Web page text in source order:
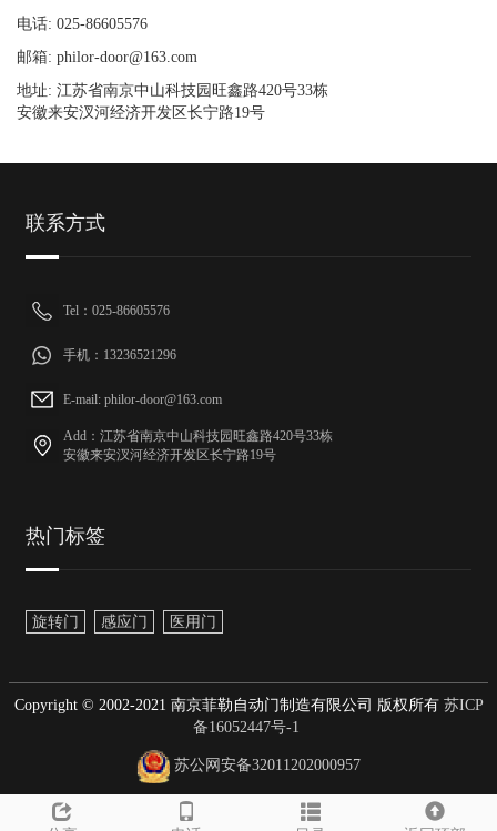
电话: 025-86605576
邮箱: philor-door@163.com
地址: 江苏省南京中山科技园旺鑫路420号33栋
安徽来安汊河经济开发区长宁路19号
联系方式
Tel：025-86605576
手机：13236521296
E-mail: philor-door@163.com
Add：江苏省南京中山科技园旺鑫路420号33栋
安徽来安汊河经济开发区长宁路19号
热门标签
旋转门 感应门 医用门
Copyright © 2002-2021 南京菲勒自动门制造有限公司 版权所有苏ICP
备16052447号-1
苏公网安备32011202000957